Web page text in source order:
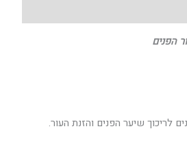
הפנים
לריכוך שיער הפנים והזנת העור.